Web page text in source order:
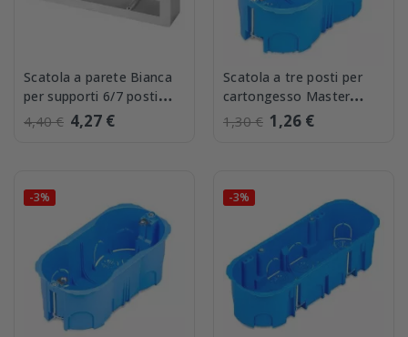
Scatola a parete Bianca
per supporti 6/7 posti
Elettrocanali ECSPA90B
4,40 € 4,27 €
Scatola a tre posti per
cartongesso Master
00403
1,30 € 1,26 €
-3% -3%